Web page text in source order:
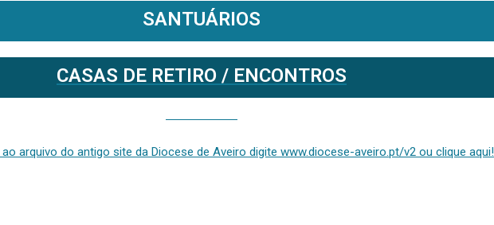
SANTUÁRIOS
CASAS DE RETIRO / ENCONTROS
arquivo do antigo site da Diocese de Aveiro digite www.diocese-aveiro.pt/v2 ou clique aqui!